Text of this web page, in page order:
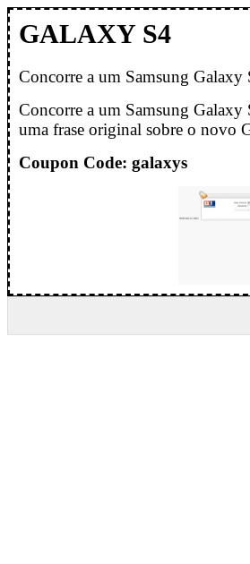
GALAXY S4
Concorre a um Samsung
Concorre a um Samsung
uma frase original sobre o novo
Coupon Code: galaxys